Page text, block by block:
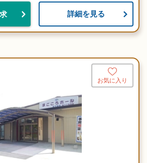
詳細を見る
お気に入り